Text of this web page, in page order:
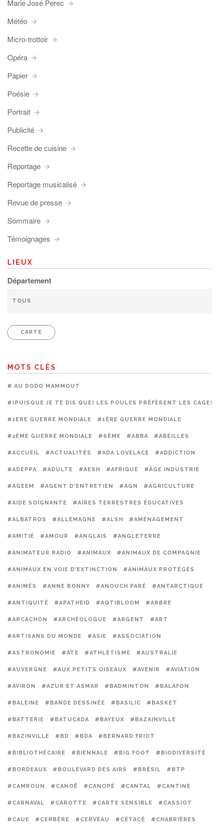
Marie José Perec
Météo
Micro-trottoir
Opéra
Papier
Poésie
Portrait
Publicité
Recette de cuisine
Reportage
Reportage musicalisé
Revue de presse
Sommaire
Témoignages
LIEUX
Département
CARTE
MOTS CLÉS
# AU DODO MAMMOUT
#(PUISQUE JE TE DIS QUE) LES POULES PRÉFÈRENT LES CAGES
#1ERE GUERRE MONDIALE #1ÈRE GUERRE MONDIALE
#2ÈME GUERRE MONDIALE #6ÈME #ABBA #ABEILLES
#ACCUEIL #ACTUALITÉS #ADA LOVELACE #ADDICTION
#ADEPPA #ADULTE #AESH #AFRIQUE #ÂGE INDUSTRIE
#AGEEM #AGENT D'ENTRETIEN #AGN #AGRICULTURE
#AIDE SOIGNANTE #AIRES TERRESTRES ÉDUCATIVES
#ALBATROS #ALLEMAGNE #ALSH #AMÉNAGEMENT
#AMITIÉ #AMOUR #ANGLAIS #ANGLETERRE
#ANIMATEUR RADIO #ANIMAUX #ANIMAUX DE COMPAGNIE
#ANIMAUX EN VOIE D'EXTINCTION #ANIMAUX PROTÉGÉS
#ANIMÉS #ANNE BONNY #ANOUCH PARÉ #ANTARCTIQUE
#ANTIQUITÉ #APATHEID #AQTIBLOOM #ARBRE
#ARCACHON #ARCHÉOLOGUE #ARGENT #ART
#ARTISANS DU MONDE #ASIE #ASSOCIATION
#ASTRONOMIE #ATE #ATHLÉTISME #AUSTRALIE
#AUVERGNE #AUX PETITS OISEAUX #AVENIR #AVIATION
#AVIRON #AZUR ET ASMAR #BADMINTON #BALAFON
#BALEINE #BANDE DESSINÉE #BASILIC #BASKET
#BATTERIE #BATUCADA #BAYEUX #BAZAINVILLE
#BAZINVILLE #BD #BDA #BERNARD FRIOT
#BIBLIOTHÉCAIRE #BIENNALE #BIG FOOT #BIODIVERSITÉ
#BORDEAUX #BOULEVARD DES AIRS #BRÉSIL #BTP
#CAMROUN #CANOË #CANOPÉ #CANTAL #CANTINE
#CARNAVAL #CAROTTE #CARTE SENSIBLE #CASSIOT
#CAUE #CERBÈRE #CERVEAU #CÉTACÉ #CHABRIÈRES